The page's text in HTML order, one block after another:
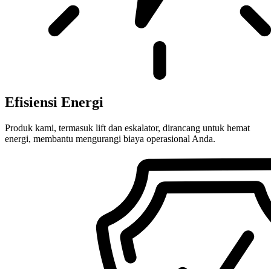
Efisiensi Energi
Produk kami, termasuk lift dan eskalator, dirancang untuk hemat
energi, membantu mengurangi biaya operasional Anda.